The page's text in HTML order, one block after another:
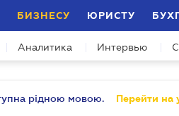
БИЗНЕСУ ЮРИСТУ
Аналитика Интервью
рідною мовою. Перейти на